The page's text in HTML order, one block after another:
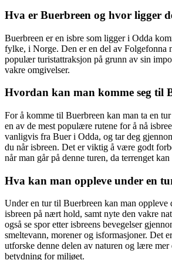
Hva er Buerbreen og hvor ligger
Buerbreen er en isbre som ligger i Odda
fylke, i Norge. Den er en del av Folgefonna
populær turistattraksjon på grunn av sin
vakre omgivelser.
Hvordan kan man komme seg til
For å komme til Buerbreen kan man ta en
en av de mest populære rutene for å nå
vanligvis fra Buer i Odda, og tar deg
du når isbreen. Det er viktig å være godt
når man går på denne turen, da terrenget
Hva kan man oppleve under en
Under en tur til Buerbreen kan man oppleve
isbreen på nært hold, samt nyte den vakre
også se spor etter isbreens bevegelser
smeltevann, morener og isformasjoner. Det
utforske denne delen av naturen og lære mer
betydning for miljøet.